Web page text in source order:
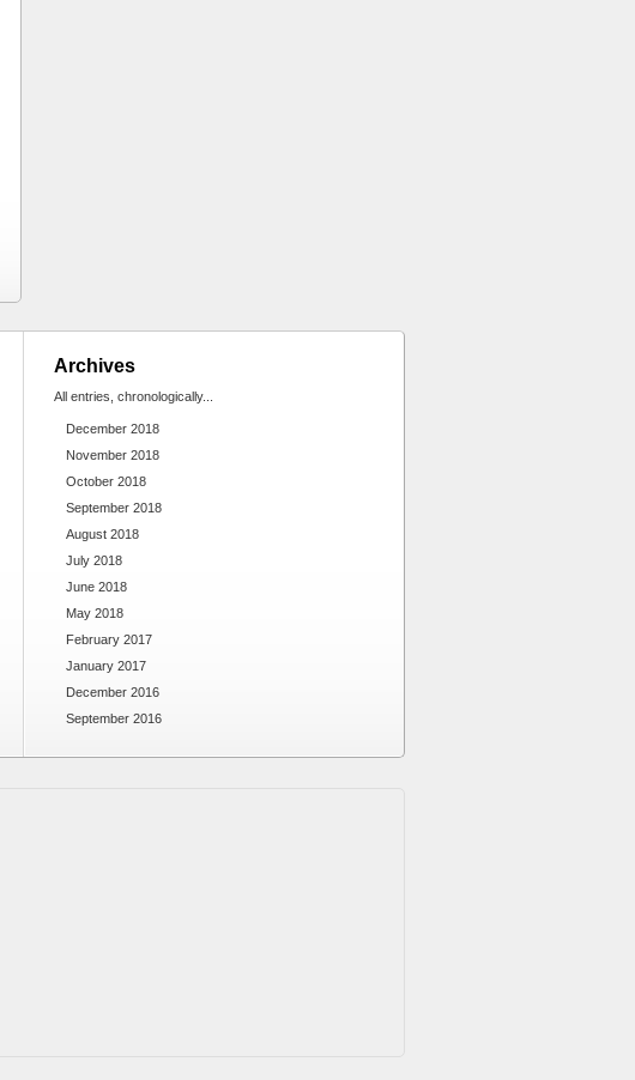
Archives
All entries, chronologically...
December 2018
November 2018
October 2018
September 2018
August 2018
July 2018
June 2018
May 2018
February 2017
January 2017
December 2016
September 2016